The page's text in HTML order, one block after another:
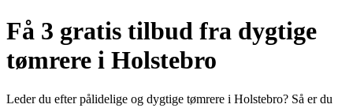
Få 3 gratis tilbud fra dygtige
tømrere i Holstebro
Leder du efter pålidelige og dygtige tømrere i Holstebro? Så er du